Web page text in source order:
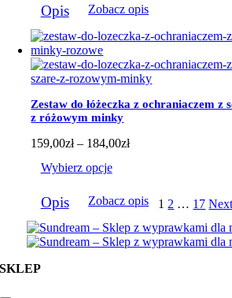
do
produkt
ma
wiele
wariantów.
Opcje
można
wybrać
na
stronie
produktu
Opis Zobacz opis
Zestaw do łóżeczka z ochraniaczem z
z różowym minky
159,00zł – 184,00złZakres
do
184,00zł
Wybierz opcje
produkt
ma
wiele
wariantów.
Opcje
można
Opis Zobacz opis 1 2 … 17 Next
SKLEP